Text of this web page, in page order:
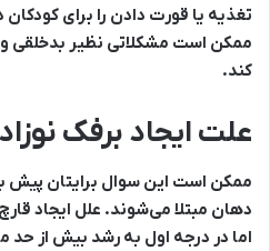
تغذیه یا قورت دادن را برای
ممکن است مشکلاتی نظیر بدخلقی و
کند.
علت ایجاد برفک نوزاد
ممکن است این سوال برایتان پیش
دهان مبتلا می‌شوند. علل ایجاد
اما در درجه اول به رشد بیش از حد